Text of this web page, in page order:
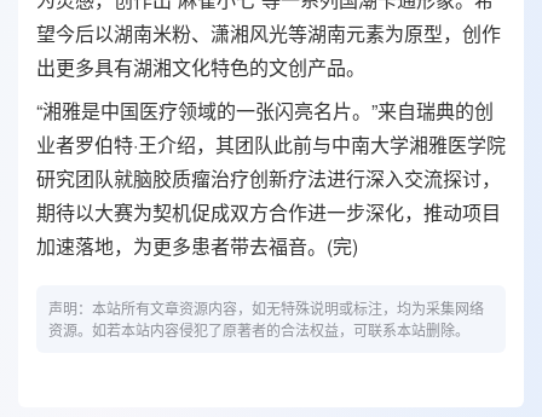
望今后以湖南米粉、潇湘风光等湖南元素为原型，创作
出更多具有湖湘文化特色的文创产品。
“湘雅是中国医疗领域的一张闪亮名片。”来自瑞典的创
业者罗伯特·王介绍，其团队此前与中南大学湘雅医学院
研究团队就脑胶质瘤治疗创新疗法进行深入交流探讨，
期待以大赛为契机促成双方合作进一步深化，推动项目
加速落地，为更多患者带去福音。(完)
声明：本站所有文章资源内容，如无特殊说明或标注，均为采集网络
资源。如若本站内容侵犯了原著者的合法权益，可联系本站删除。